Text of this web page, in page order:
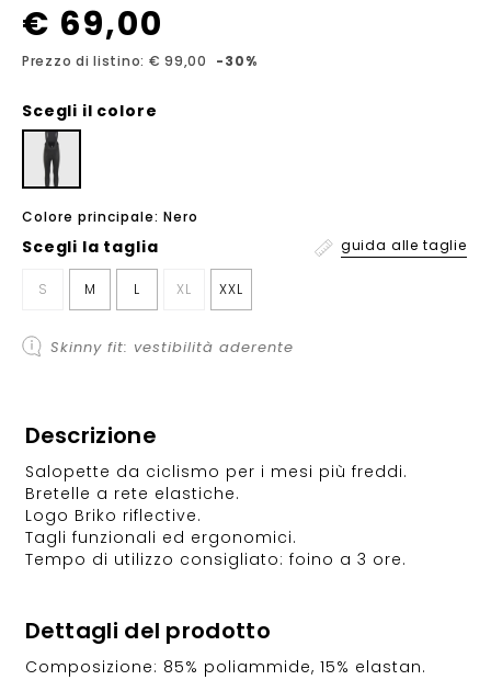
€ 69,00
Prezzo di listino: € 99,00 -30%
Scegli il colore
Colore principale: Nero
Scegli la taglia guida alle taglie
S M L XL XXL
Skinny fit: vestibilità aderente
Descrizione
Salopette da ciclismo per i mesi più freddi.
Bretelle a rete elastiche.
Logo Briko riflective.
Tagli funzionali ed ergonomici.
Tempo di utilizzo consigliato: foino a 3 ore.
Dettagli del prodotto
Composizione: 85% poliammide, 15% elastan.